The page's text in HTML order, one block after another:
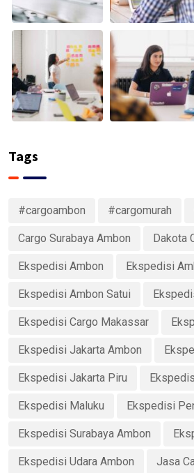
Tags
#cargoambon #cargomurah
Cargo Surabaya Ambon Dakota
Ekspedisi Ambon Ekspedisi
Ekspedisi Ambon Satui
Ekspedisi Cargo Makassar
Ekspedisi Jakarta Ambon
Ekspedisi Jakarta Piru
Ekspedisi Maluku Ekspedisi
Ekspedisi Surabaya Ambon
Ekspedisi Udara Ambon Jasa